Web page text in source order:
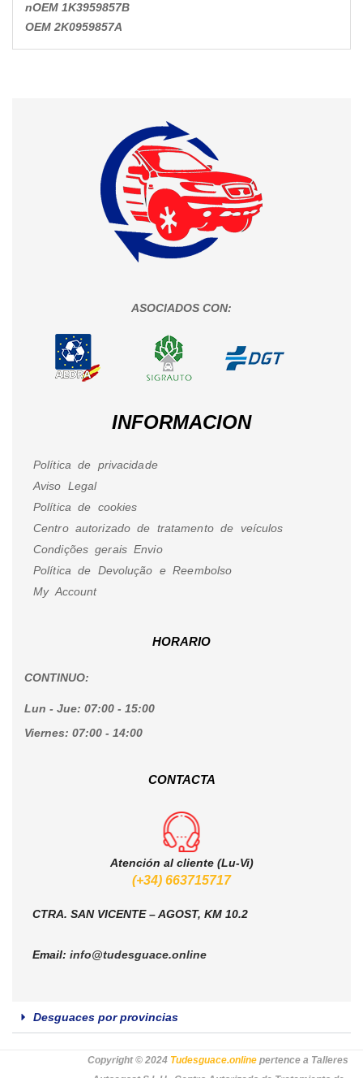
nOEM 1K3959857B
OEM 2K0959857A
ASOCIADOS CON:
INFORMACION
Política de privacidade
Aviso Legal
Política de cookies
Centro autorizado de tratamento de veículos
Condições gerais Envio
Política de Devolução e Reembolso
My Account
HORARIO
CONTINUO:
Lun - Jue: 07:00 - 15:00
Viernes: 07:00 - 14:00
CONTACTA
Atención al cliente (Lu-Vi)
(+34) 663715717
CTRA. SAN VICENTE – AGOST, KM 10.2
Email: info@tudesguace.online
Desguaces por provincias
Copyright © 2024 Tudesguace.online pertence a Talleres